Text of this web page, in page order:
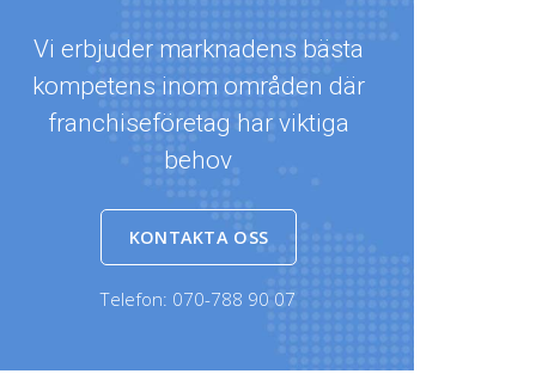
Vi erbjuder marknadens bästa
kompetens inom områden där
franchiseföretag har viktiga
behov
KONTAKTA OSS
Telefon: 070-788 90 07